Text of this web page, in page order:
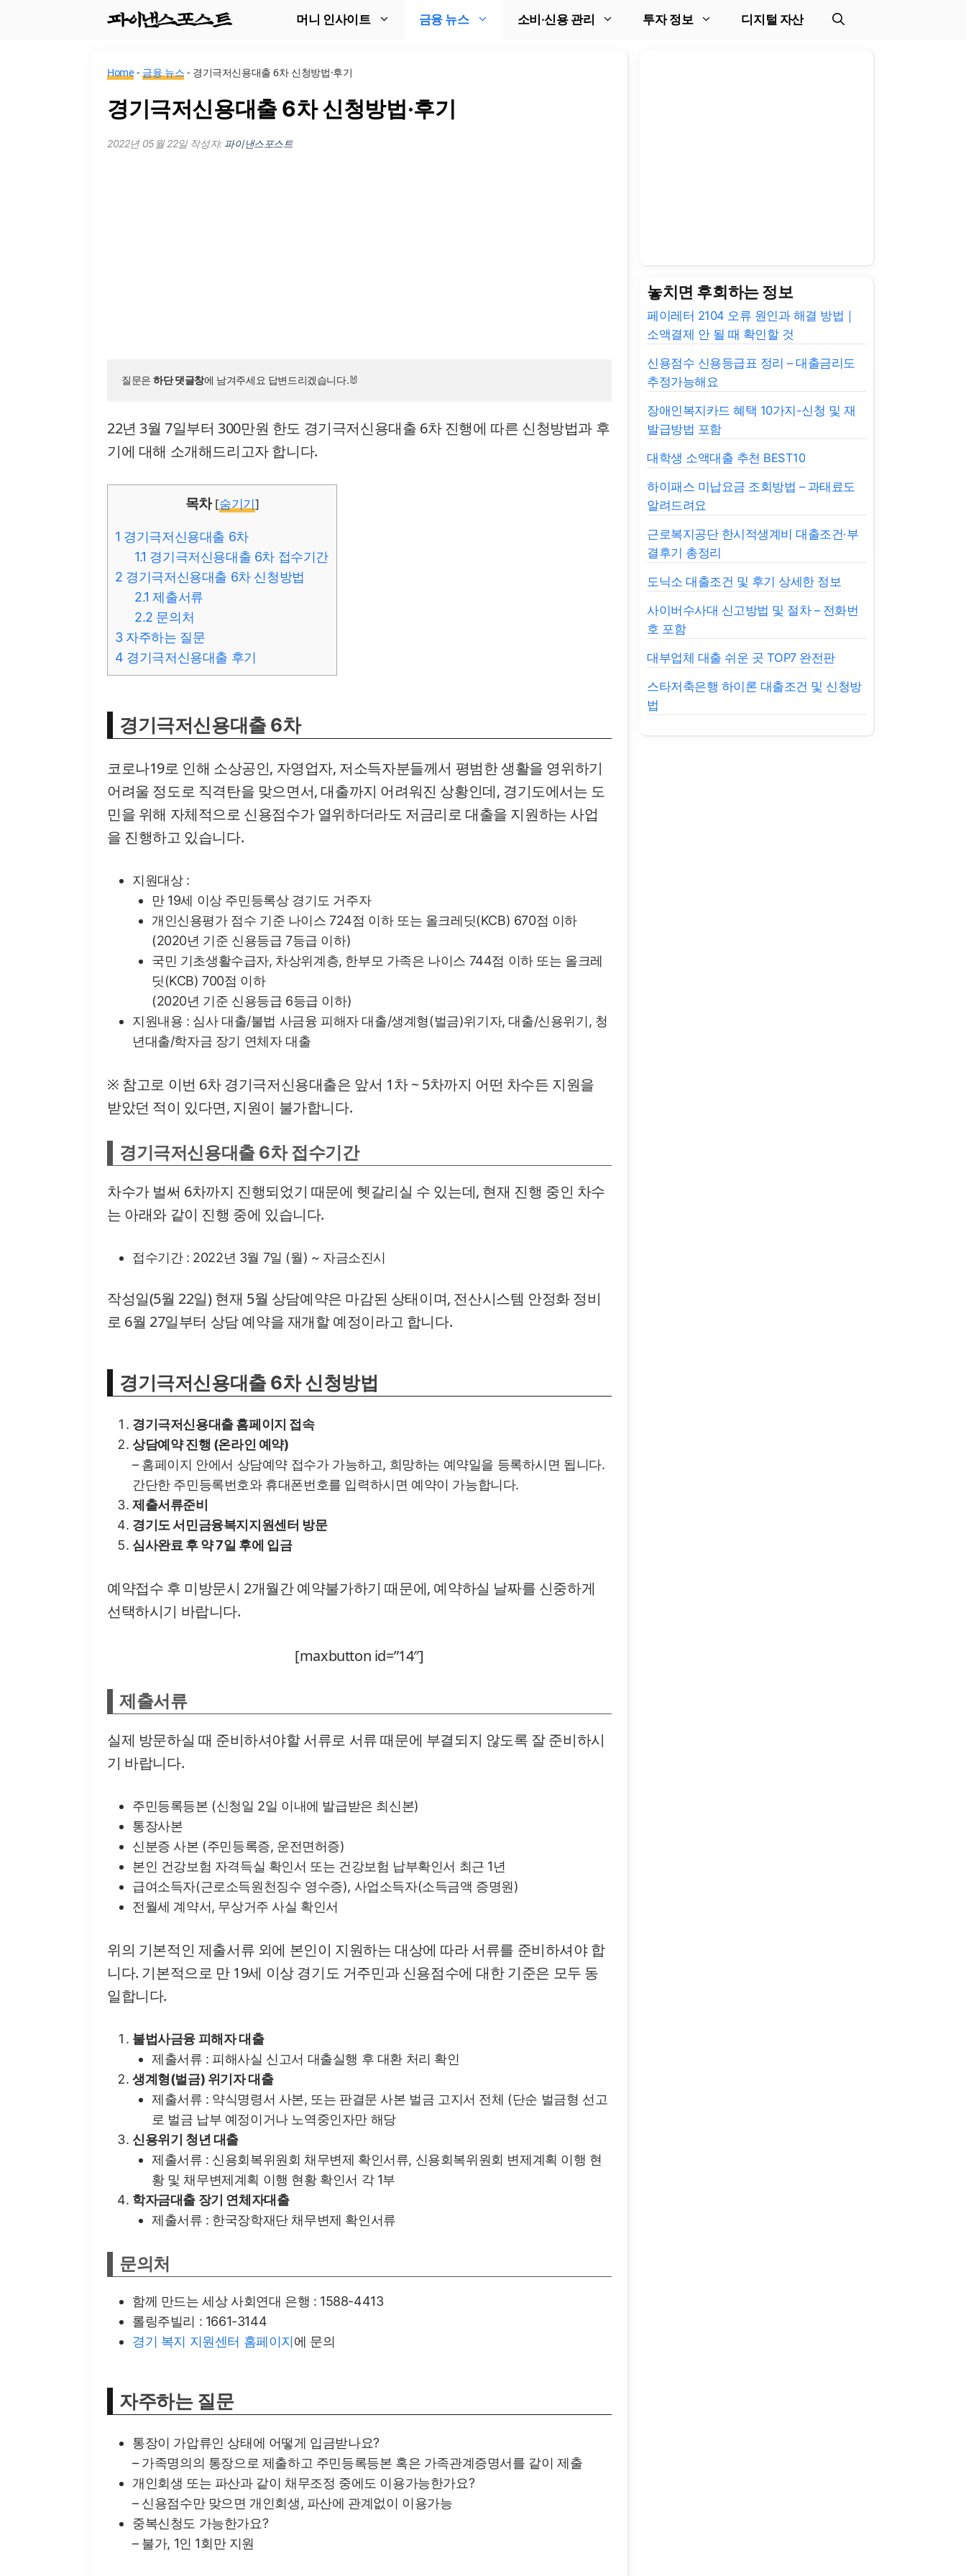
머니 인사이트 금융 뉴스 소비·신용 관리 투자 정보 디지털 자산
Home-금융 뉴스 - 경기극저신용대출 6차 신청방법·후기
경기극저신용대출 6차 신청방법·후기
2022년 05월 22일 작성자: 파이낸스포스트
질문은 하단 댓글창에 남겨주세요 답변드리겠습니다.🐰
22년 3월 7일부터 300만원 한도 경기극저신용대출 6차 진행에 따른 신청방법과 후
기에 대해 소개해드리고자 합니다.
목차 [숨기기]
1 경기극저신용대출 6차
1.1 경기극저신용대출 6차 접수기간
2 경기극저신용대출 6차 신청방법
2.1 제출서류
2.2 문의처
3자주하는 질문
4 경기극저신용대출 후기
경기극저신용대출 6차
코로나19로 인해 소상공인, 자영업자, 저소득자분들께서 평범한 생활을 영위하기
어려울 정도로 직격탄을 맞으면서, 대출까지 어려워진 상황인데, 경기도에서는 도
민을 위해 자체적으로 신용점수가 열위하더라도 저금리로 대출을 지원하는 사업
을 진행하고 있습니다.
지원대상 :
만 19세 이상 주민등록상 경기도 거주자
개인신용평가 점수 기준 나이스 724점 이하 또는 올크레딧(KCB) 670점 이하
(2020년 기준 신용등급 7등급 이하)
국민 기초생활수급자, 차상위계층, 한부모 가족은 나이스 744점 이하 또는 올크레
딧(KCB) 700점 이하
(2020년 기준 신용등급 6등급 이하)
지원내용 : 심사 대출/불법 사금융 피해자 대출/생계형(벌금)위기자, 대출/신용위기, 청
년대출/학자금 장기 연체자 대출
※ 참고로 이번 6차 경기극저신용대출은 앞서 1차 ~ 5차까지 어떤 차수든 지원을
받았던 적이 있다면, 지원이 불가합니다.
경기극저신용대출 6차 접수기간
차수가 벌써 6차까지 진행되었기 때문에 헷갈리실 수 있는데, 현재 진행 중인 차수
는 아래와 같이 진행 중에 있습니다.
접수기간 : 2022년 3월 7일 (월) ~ 자금소진시
작성일(5월 22일) 현재 5월 상담예약은 마감된 상태이며, 전산시스템 안정화 정비
로 6월 27일부터 상담 예약을 재개할 예정이라고 합니다.
경기극저신용대출 6차 신청방법
경기극저신용대출 홈페이지 접속
상담예약 진행 (온라인 예약)
– 홈페이지 안에서 상담예약 접수가 가능하고, 희망하는 예약일을 등록하시면 됩니다.
간단한 주민등록번호와 휴대폰번호를 입력하시면 예약이 가능합니다.
제출서류준비
경기도 서민금융복지지원센터 방문
심사완료 후 약 7일 후에 입금
예약접수 후 미방문시 2개월간 예약불가하기 때문에, 예약하실 날짜를 신중하게
선택하시기 바랍니다.
[maxbutton id=”14″]
제출서류
실제 방문하실 때 준비하셔야할 서류로 서류 때문에 부결되지 않도록 잘 준비하시
기 바랍니다.
주민등록등본 (신청일 2일 이내에 발급받은 최신본)
통장사본
신분증 사본 (주민등록증, 운전면허증)
본인 건강보험 자격득실 확인서 또는 건강보험 납부확인서 최근 1년
급여소득자(근로소득원천징수 영수증), 사업소득자(소득금액 증명원)
전월세 계약서, 무상거주 사실 확인서
위의 기본적인 제출서류 외에 본인이 지원하는 대상에 따라 서류를 준비하셔야 합
니다. 기본적으로 만 19세 이상 경기도 거주민과 신용점수에 대한 기준은 모두 동
일합니다.
불법사금융 피해자 대출
제출서류 : 피해사실 신고서 대출실행 후 대환 처리 확인
생계형(벌금) 위기자 대출
제출서류 : 약식명령서 사본, 또는 판결문 사본 벌금 고지서 전체 (단순 벌금형 선고
로 벌금 납부 예정이거나 노역중인자만 해당
신용위기 청년 대출
제출서류 : 신용회복위원회 채무변제 확인서류, 신용회복위원회 변제계획 이행 현
황 및 채무변제계획 이행 현황 확인서 각 1부
학자금대출 장기 연체자대출
제출서류 : 한국장학재단 채무변제 확인서류
문의처
함께 만드는 세상 사회연대 은행 : 1588-4413
롤링주빌리 : 1661-3144
경기 복지 지원센터 홈페이지에 문의
자주하는 질문
통장이 가압류인 상태에 어떻게 입금받나요?
– 가족명의의 통장으로 제출하고 주민등록등본 혹은 가족관계증명서를 같이 제출
개인회생 또는 파산과 같이 채무조정 중에도 이용가능한가요?
– 신용점수만 맞으면 개인회생, 파산에 관계없이 이용가능
중복신청도 가능한가요?
– 불가, 1인 1회만 지원
놓치면 후회하는 정보
페이레터 2104 오류 원인과 해결 방법｜
소액결제 안 될 때 확인할 것
신용점수 신용등급표 정리 – 대출금리도
추정가능해요
장애인복지카드 혜택 10가지-신청 및 재
발급방법 포함
대학생 소액대출 추천 BEST10
하이패스 미납요금 조회방법 – 과태료도
알려드려요
근로복지공단 한시적생계비 대출조건·부
결후기 총정리
도닉소 대출조건 및 후기 상세한 정보
사이버수사대 신고방법 및 절차 – 전화번
호 포함
대부업체 대출 쉬운 곳 TOP7 완전판
스타저축은행 하이론 대출조건 및 신청방
법